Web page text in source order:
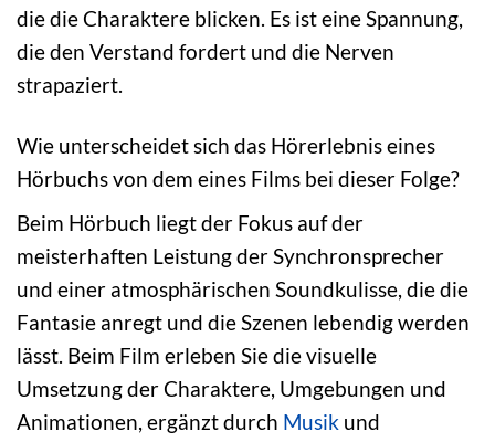
die die Charaktere blicken. Es ist eine Spannung,
die den Verstand fordert und die Nerven
strapaziert.
Wie unterscheidet sich das Hörerlebnis eines
Hörbuchs von dem eines Films bei dieser Folge?
Beim Hörbuch liegt der Fokus auf der
meisterhaften Leistung der Synchronsprecher
und einer atmosphärischen Soundkulisse, die die
Fantasie anregt und die Szenen lebendig werden
lässt. Beim Film erleben Sie die visuelle
Umsetzung der Charaktere, Umgebungen und
Animationen, ergänzt durch Musik und